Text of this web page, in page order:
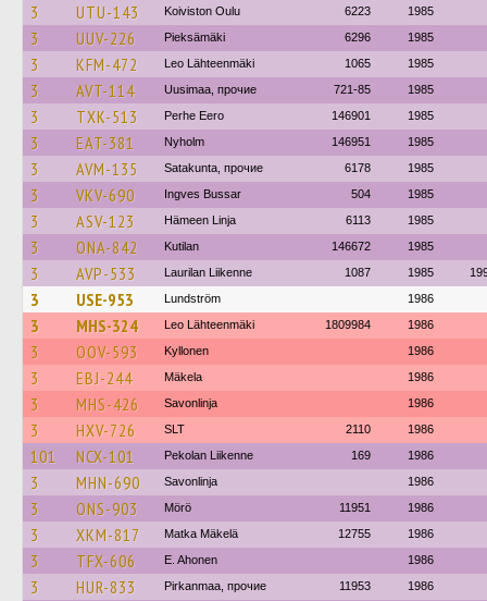
3 UTU-143 Koiviston Oulu 6223 1985
3 UUV-226 Pieksämäki 6296 1985
3 KFM-472 Leo Lähteenmäki 1065 1985
3 AVT-114 Uusimaa, прочие 721-85 1985
3 TXK-513 Perhe Eero 146901 1985
3 EAT-381 Nyholm 146951 1985
3 AVM-135 Satakunta, прочие 6178 1985
3 VKV-690 Ingves Bussar 504 1985
3 ASV-123 Hämeen Linja 6113 1985
3 ONA-842 Kutilan 146672 1985
3 AVP-533 Laurilan Liikenne 1087 1985
3 USE-953 Lundström 1986
3 MHS-324 Leo Lähteenmäki 1809984 1986
3 OOV-593 Kyllonen 1986
3 EBJ-244 Mäkela 1986
3 MHS-426 Savonlinja 1986
3 HXV-726 SLT 2110 1986
101 NCX-101 Pekolan Liikenne 169 1986
3 MHN-690 Savonlinja 1986
3 ONS-903 Mörö 11951 1986
3 XKM-817 Matka Mäkelä 12755 1986
3 TFX-606 E. Ahonen 1986
3 HUR-833 Pirkanmaa, прочие 11953 1986